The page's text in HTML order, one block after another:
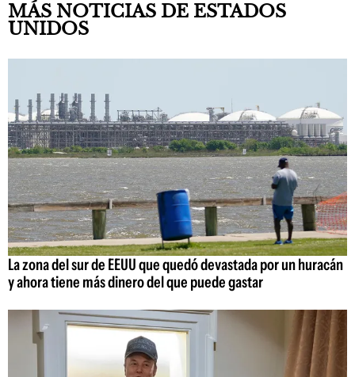
MÁS NOTICIAS DE ESTADOS
UNIDOS
La zona del sur de EEUU que quedó devastada por un huracán
y ahora tiene más dinero del que puede gastar